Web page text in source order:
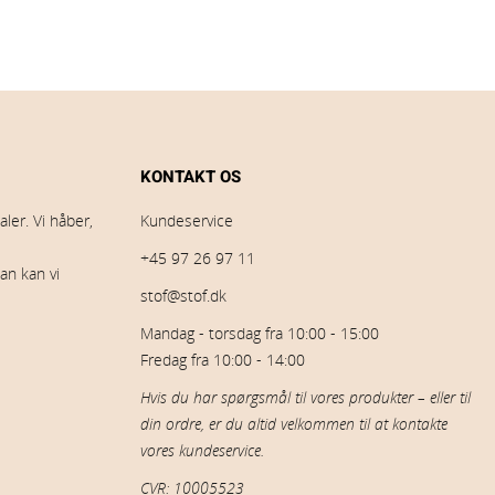
Vi håber,
kan vi
KONTAKT OS
Kundeservice
+45 97 26 97 11
stof@stof.dk
Mandag - torsdag fra 10:00 - 15:00
Fredag fra 10:00 - 14:00
Hvis du har spørgsmål til vores produkter – eller til
din ordre, er du altid velkommen til at kontakte
vores kundeservice.
CVR: 10005523